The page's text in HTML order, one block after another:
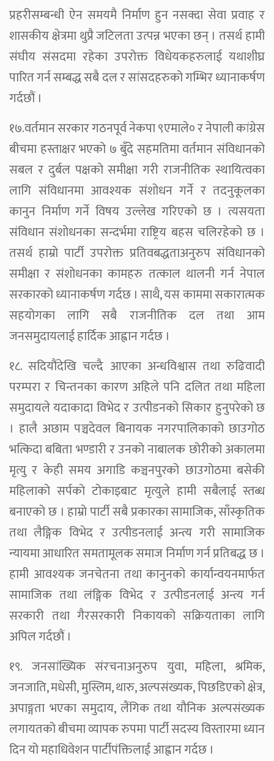
प्रहरीसम्बन्धी ऐन समयमै निर्माण हुन नसक्दा सेवा प्रवाह र
शासकीय क्षेत्रमा थुप्रै जटिलता उत्पन्न भएका छन् । तसर्थ हामी
संघीय संसदमा रहेका उपरोक्त विधेयकहरुलाई यथाशीघ्र
पारित गर्न सम्बद्ध सबै दल र सांसदहरुको गम्भिर ध्यानाकर्षण
गर्दछौं ।
१७.वर्तमान सरकार गठनपूर्व नेकपा ९एमाले० र नेपाली कांग्रेस
बीचमा हस्ताक्षर भएको ७ बुँदे सहमतिमा वर्तमान संविधानको
सबल र दुर्बल पक्षको समीक्षा गरी राजनीतिक स्थायित्वका
लागि संविधानमा आवश्यक संशोधन गर्ने र तदनुकूलका
कानुन निर्माण गर्ने विषय उल्लेख गरिएको छ । त्यसयता
संविधान संशोधनका सन्दर्भमा राष्ट्रिय बहस चलिरहेको छ ।
तसर्थ हाम्रो पार्टी उपरोक्त प्रतिवबद्धताअनुरुप संविधानको
समीक्षा र संशोधनका कामहरु तत्काल थालनी गर्न नेपाल
सरकारको ध्यानाकर्षण गर्दछ । साथै, यस काममा सकारात्मक
सहयोगका लागि सबै राजनीतिक दल तथा आम
जनसमुदायलाई हार्दिक आह्वान गर्दछ ।
१८. सदियौंदेखि चल्दै आएका अन्धविश्वास तथा रुढिवादी
परम्परा र चिन्तनका कारण अहिले पनि दलित तथा महिला
समुदायले यदाकादा विभेद र उत्पीडनको सिकार हुनुपरेको छ
। हालै अछाम पञ्चदेवल बिनायक नगरपालिकाको छाउगोठ
भत्किदा बबिता भण्डारी र उनको नाबालक छोरीको अकालमा
मृत्यु र केही समय अगाडि कञ्चनपुरको छाउगोठमा बसेकी
महिलाको सर्पको टोकाइबाट मृत्युले हामी सबैलाई स्तब्ध
बनाएको छ । हाम्रो पार्टी सबै प्रकारका सामाजिक, साँस्कृतिक
तथा लैङ्गिक विभेद र उत्पीडनलाई अन्त्य गरी सामाजिक
न्यायमा आधारित समतामूलक समाज निर्माण गर्न प्रतिबद्ध छ ।
हामी आवश्यक जनचेतना तथा कानुनको कार्यान्वयनमार्फत
सामाजिक तथा लंङ्गिक विभेद र उत्पीडनलाई अन्त्य गर्न
सरकारी तथा गैरसरकारी निकायको सक्रियताका लागि
अपिल गर्दछौं ।
१९. जनसांख्यिक संरचनाअनुरुप युवा, महिला, श्रमिक,
जनजाति, मधेसी, मुस्लिम, थारु, अल्पसंख्यक, पिछडिएको क्षेत्र,
अपाङ्गता भएका समुदाय, लैंगिक तथा यौनिक अल्पसंख्यक
लगायतको बीचमा व्यापक रुपमा पार्टी सदस्य विस्तारमा ध्यान
दिन यो महाधिवेशन पार्टीपंक्तिलाई आह्वान गर्दछ ।